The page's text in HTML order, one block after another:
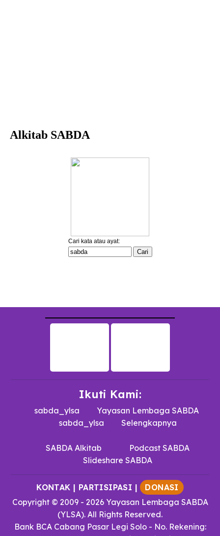
Ikuti Kami:
sabda_ylsa
Yayasan Lembaga SABDA
sabda_ylsa
Selengkapnya
SABDA Alkitab
Podcast SABDA
Slideshare SABDA
KONTAK | PARTISIPASI | DONASI
Copyright© 2009 - 2026 Yayasan Lembaga SABDA
(YLSA). All Rights Reserved.
Bank BCA Cabang Pasar Legi Solo - No. Rekening: